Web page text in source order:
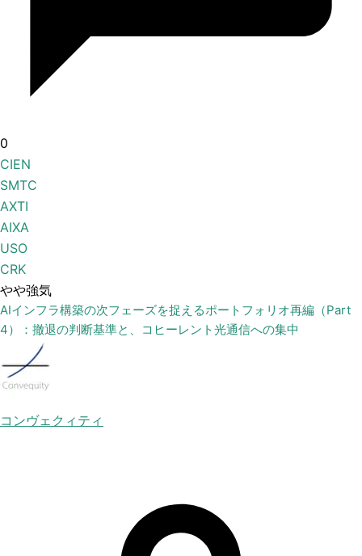
0
CIEN
SMTC
AXTI
AIXA
USO
CRK
やや強気
AIインフラ構築の次フェーズを捉えるポートフォリオ再編（Part
4）：撤退の判断基準と、コヒーレント光通信への集中
コンヴェクィティ